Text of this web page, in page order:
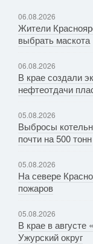
06.08.2026
Жители
выбрать маскота
06.08.2026
В крае создали
нефтеотдачи
05.08.2026
Выбросы
почти на 500 тонн
05.08.2026
На севере
пожаров
05.08.2026
В крае в августе
Ужурский округ